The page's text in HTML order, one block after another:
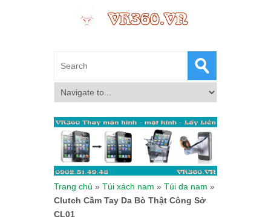
Trang chủ » Túi xách nam » Túi da nam »
Clutch Cầm Tay Da Bò Thật Công Sở
CL01